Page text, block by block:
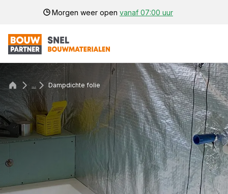
Morgen weer open vanaf 07:00 uur
... Dampdichte folie